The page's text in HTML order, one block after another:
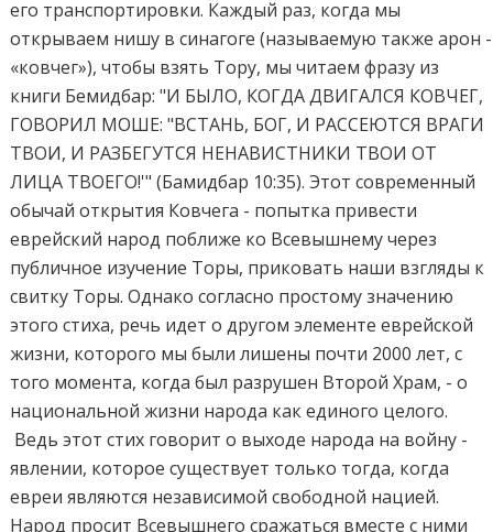
его транспортировки. Каждый раз, когда мы
открываем нишу в синагоге (называемую также арон -
«ковчег»), чтобы взять Тору, мы читаем фразу из
книги Бемидбар: "И БЫЛО, КОГДА ДВИГАЛСЯ КОВЧЕГ,
ГОВОРИЛ МОШЕ: "ВСТАНЬ, БОГ, И РАССЕЮТСЯ ВРАГИ
ТВОИ, И РАЗБЕГУТСЯ НЕНАВИСТНИКИ ТВОИ ОТ
ЛИЦА ТВОЕГО!'" (Бамидбар 10:35). Этот современный
обычай открытия Ковчега - попытка привести
еврейский народ поближе ко Всевышнему через
публичное изучение Торы, приковать наши взгляды к
свитку Торы. Однако согласно простому значению
этого стиха, речь идет о другом элементе еврейской
жизни, которого мы были лишены почти 2000 лет, с
того момента, когда был разрушен Второй Храм, - о
национальной жизни народа как единого целого.
Ведь этот стих говорит о выходе народа на войну -
явлении, которое существует только тогда, когда
евреи являются независимой свободной нацией.
Народ просит Всевышнего сражаться вместе с ними